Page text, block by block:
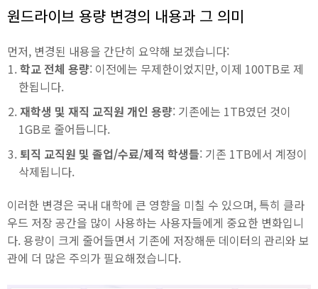
원드라이브 용량 변경의 내용과 그 의미
먼저, 변경된 내용을 간단히 요약해 보겠습니다:
학교 전체 용량: 이전에는 무제한이었지만, 이제 100TB로 제
한됩니다.
재학생 및 재직 교직원 개인 용량: 기존에는 1TB였던 것이
1GB로 줄어듭니다.
퇴직 교직원 및 졸업/수료/제적 학생들: 기존 1TB에서 계정이
삭제됩니다.
이러한 변경은 국내 대학에 큰 영향을 미칠 수 있으며, 특히 클라
우드 저장 공간을 많이 사용하는 사용자들에게 중요한 변화입니
다. 용량이 크게 줄어들면서 기존에 저장해둔 데이터의 관리와 보
관에 더 많은 주의가 필요해졌습니다.